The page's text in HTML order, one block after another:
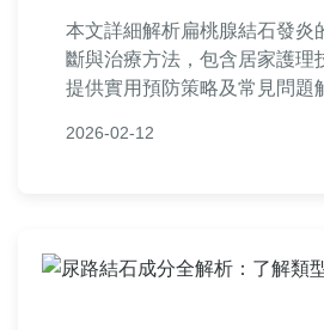
本文詳細解析扁桃腺結石發炎
斷與治療方法，包含居家護理
提供實用預防策略及常見問題
內容基於真實經驗，實用性強。
2026-02-12